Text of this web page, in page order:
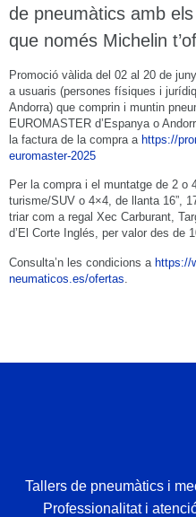
de pneumàtics amb
que només Michelin
Promoció vàlida del 02 al 20 de
a usuaris (persones físiques i
Andorra) que comprin i muntin
EUROMASTER d’Espanya o
la factura de la compra a https://
euromaster-2025
Per la compra i el muntatge de 2 o
turisme/SUV o 4×4, de llanta 16”,
triar com a regal Xec Carburant,
d’El Corte Inglés, per valor des de
Consulta’n les condicions a https://
neumaticos.es/ofertas
Tallers de pneumàtics i
Professionalitat i